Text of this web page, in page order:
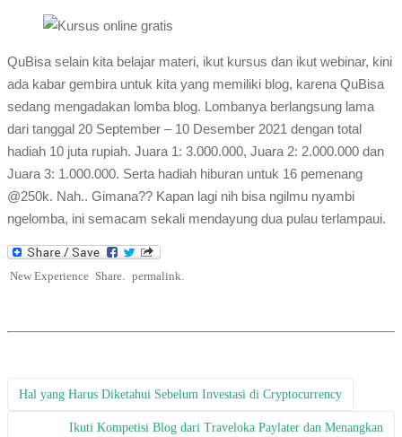
QuBisa selain kita belajar materi, ikut kursus dan ikut webinar, kini
ada kabar gembira untuk kita yang memiliki blog, karena QuBisa
sedang mengadakan lomba blog. Lombanya berlangsung lama
dari tanggal 20 September – 10 Desember 2021 dengan total
hadiah 10 juta rupiah. Juara 1: 3.000.000, Juara 2: 2.000.000 dan
Juara 3: 1.000.000. Serta hadiah hiburan untuk 16 pemenang
@250k. Nah.. Gimana?? Kapan lagi nih bisa ngilmu nyambi
ngelomba, ini semacam sekali mendayung dua pulau terlampaui.
New Experience Share. permalink.
Post navigation
Hal yang Harus Diketahui Sebelum Investasi di Cryptocurrency
Ikuti Kompetisi Blog dari Traveloka Paylater dan Menangkan